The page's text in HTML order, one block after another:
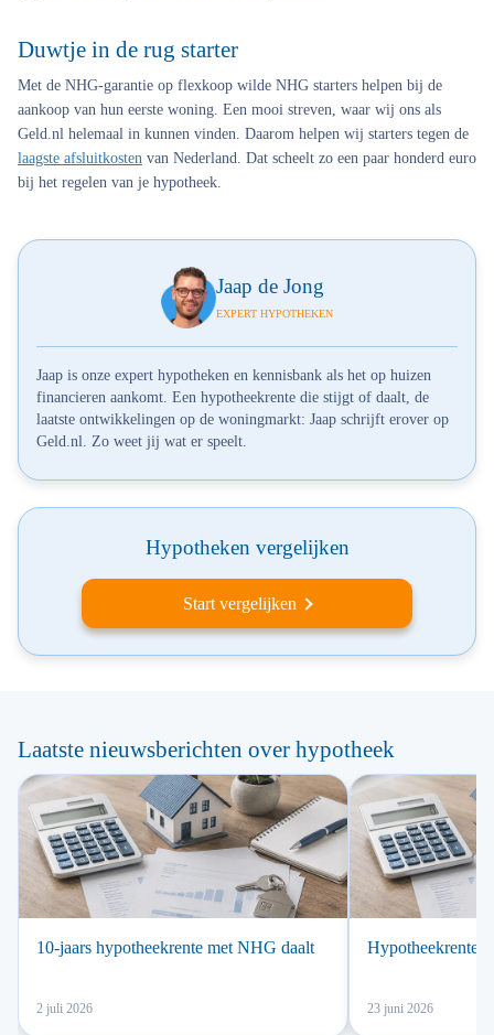
Duwtje in de rug starter
Met de NHG-garantie op flexkoop wilde NHG starters helpen bij de
aankoop van hun eerste woning. Een mooi streven, waar wij ons als
Geld.nl helemaal in kunnen vinden. Daarom helpen wij starters tegen de
laagste afsluitkosten van Nederland. Dat scheelt zo een paar honderd euro
bij het regelen van je hypotheek.
Jaap de Jong
EXPERT HYPOTHEKEN
Jaap is onze expert hypotheken en kennisbank als het op huizen
financieren aankomt. Een hypotheekrente die stijgt of daalt, de
laatste ontwikkelingen op de woningmarkt: Jaap schrijft erover op
Geld.nl. Zo weet jij wat er speelt.
Hypotheken vergelijken
Start vergelijken
Laatste nieuwsberichten over hypotheek
10-jaars hypotheekrente met NHG daalt
2 juli 2026
Hypotheekrente
23 juni 2026